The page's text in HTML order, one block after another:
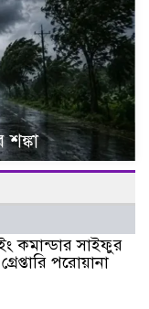
কমান্ডার সাইফুর
পরোয়ানা